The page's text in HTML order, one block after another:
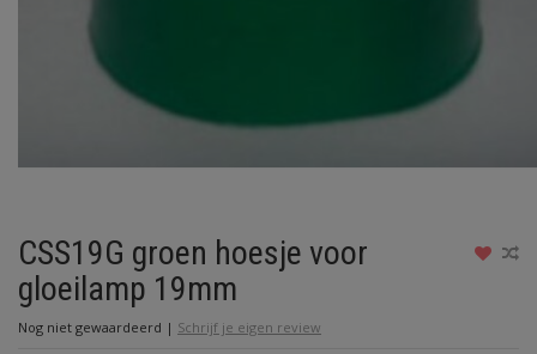
CSS19G groen hoesje voor
gloeilamp 19mm
Nog niet gewaardeerd | Schrijf je eigen review